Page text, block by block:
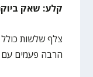
קלע: שאק
צלף שלשות
הרבה פעמים